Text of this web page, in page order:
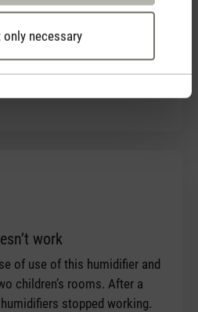
necessary
5 out of 5 stars
die Luft optimal, ist sehr
out of 5 stars
work
of use of this humidifier and
children’s rooms. After a
stopped working.